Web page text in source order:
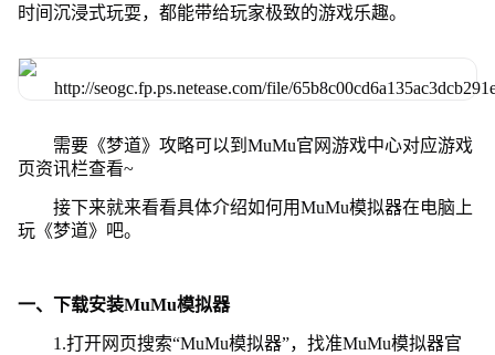
时间沉浸式玩耍，都能带给玩家极致的游戏乐趣。
需要《梦道》攻略可以到MuMu官网游戏中心对应游戏
页资讯栏查看~
接下来就来看看具体介绍如何用MuMu模拟器在电脑上
玩《梦道》吧。
一、下载安装MuMu模拟器
1.打开网页搜索“MuMu模拟器”，找准MuMu模拟器官